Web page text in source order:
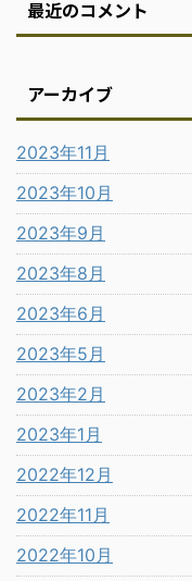
最近のコメント
アーカイブ
2023年11月
2023年10月
2023年9月
2023年8月
2023年6月
2023年5月
2023年2月
2023年1月
2022年12月
2022年11月
2022年10月